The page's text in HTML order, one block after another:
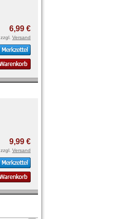
6,99 €
zzgl. Versand
9,99 €
zzgl. Versand